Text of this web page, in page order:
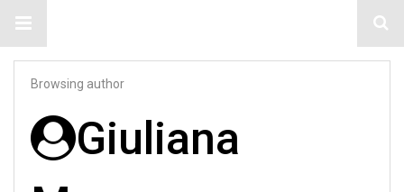
Browsing author
Giuliana